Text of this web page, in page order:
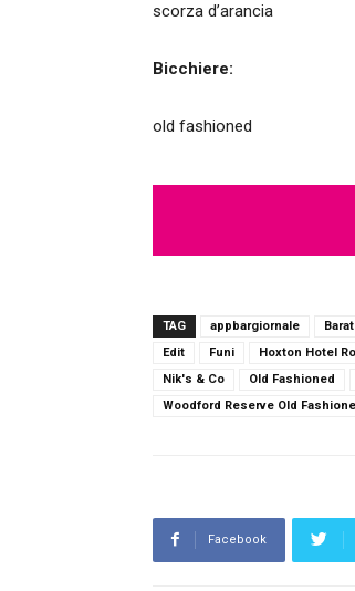
scorza d’arancia
Bicchiere:
old fashioned
TAG appbargiornale
Edit
Funi Hoxton Hotel
Nik's & Co
Old Fashioned
Woodford Reserve Old
Facebook